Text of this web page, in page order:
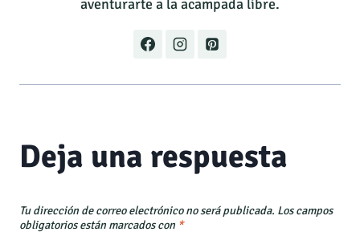
aventurarte a la acampada libre.
Deja una respuesta
Tu dirección de correo electrónico no será publicada. Los campos
obligatorios están marcados con *